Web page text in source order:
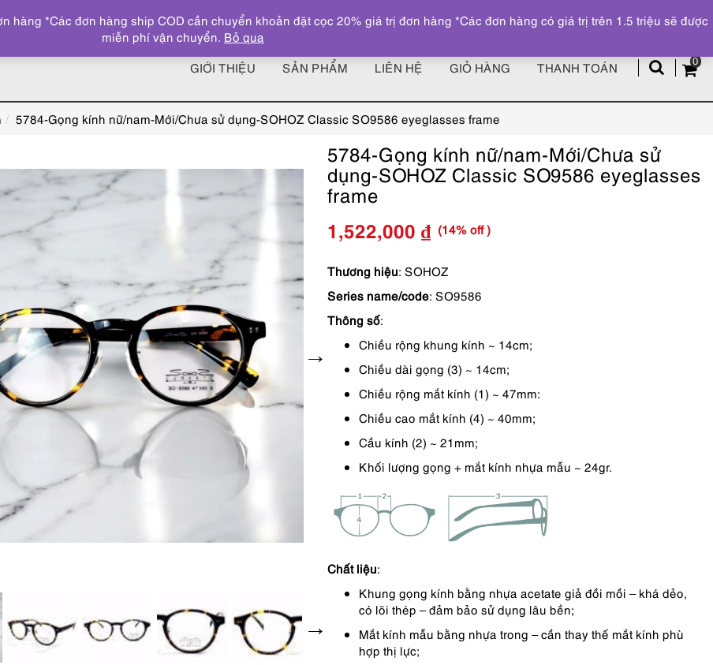
z
0
GIỚI THIỆU SẢN PHẨM LIÊN HỆ GIỎ HÀNG THANH TOÁN
5784-Gọng kính nữ/nam-Mới/Chưa sử dụng-SOHOZ Classic SO9586 eyeglasses frame
5784-Gọng kính nữ/nam-Mới/Chưa sử
dụng-SOHOZ Classic SO9586 eyeglasses
frame
Giá
gốc
là:
1,522,000 ₫
Giá
hiện
tại
1,522,000 ₫.
(14% off )
Thương hiệu: SOHOZ
Series name/code: SO9586
Thông số:
Chiều rộng khung kính ~ 14cm;
Chiều dài gọng (3) ~ 14cm;
Chiều rộng mắt kính (1) ~ 47mm:
Chiều cao mắt kính (4) ~ 40mm;
Cầu kính (2) ~ 21mm;
Khối lượng gọng + mắt kính nhựa mẫu ~ 24gr.
Chất liệu:
Khung gọng kính bằng nhựa acetate giả đồi mồi – khá dẻo,
có lõi thép – đảm bảo sử dụng lâu bền;
Mắt kính mẫu bằng nhựa trong – cần thay thế mắt kính phù
hợp thị lực;
hàng *Các đơn hàng ship COD cần chuyển khoản đặt cọc 20% giá trị đơn hàng *Các đơn hàng có giá trị trên 1.5 triệu sẽ được
miễn phí vận chuyển. Bỏ qua